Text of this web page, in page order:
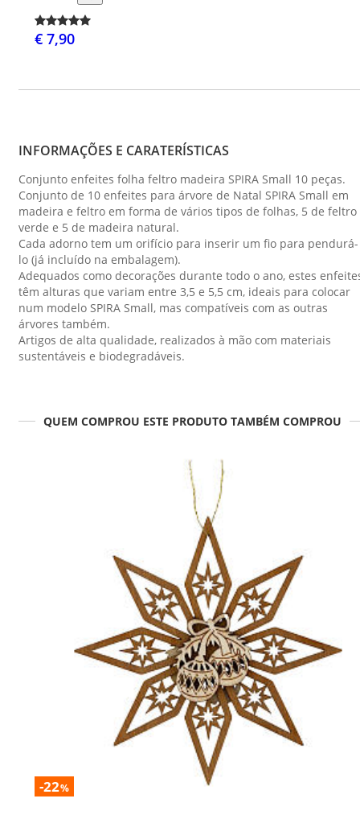
€ 7,90
INFORMAÇÕES E CARATERÍSTICAS
Conjunto enfeites folha feltro madeira SPIRA Small 10 peças.
Conjunto de 10 enfeites para árvore de Natal SPIRA Small em
madeira e feltro em forma de vários tipos de folhas, 5 de feltro
verde e 5 de madeira natural.
Cada adorno tem um orifício para inserir um fio para pendurá-
lo (já incluído na embalagem).
Adequados como decorações durante todo o ano, estes
têm alturas que variam entre 3,5 e 5,5 cm, ideais para colocar
num modelo SPIRA Small, mas compatíveis com as outras
árvores também.
Artigos de alta qualidade, realizados à mão com materiais
sustentáveis e biodegradáveis.
QUEM COMPROU ESTE PRODUTO TAMBÉM COMPROU
-22%